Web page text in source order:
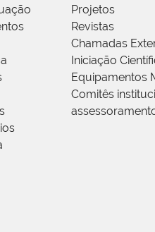
Projetos
Revistas
Chamadas
Iniciação
Equipamentos
Comitês